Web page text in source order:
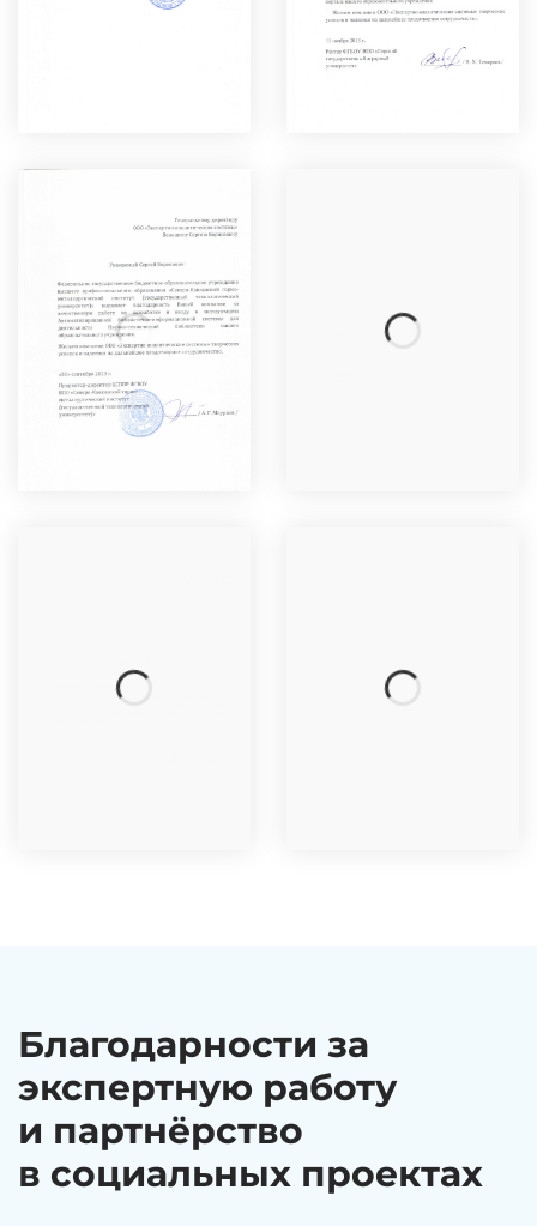
Благодарности за
экспертную работу
и партнёрство
в социальных проектах